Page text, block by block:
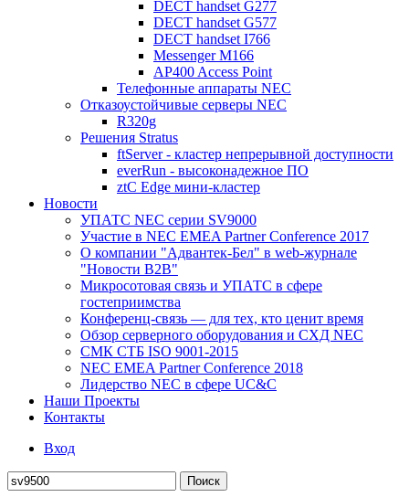
DECT handset G277
DECT handset G577
DECT handset I766
Messenger M166
AP400 Access Point
Телефонные аппараты NEC
Отказоустойчивые серверы NEC
R320g
Решения Stratus
ftServer - кластер непрерывной доступности
everRun - высоконадежное ПО
ztC Edge мини-кластер
Новости
УПАТС NEC серии SV9000
Участие в NEC EMEA Partner Conference 2017
О компании "Адвантек-Бел" в web-журнале
"Новости B2B"
Микросотовая связь и УПАТС в сфере
гостеприимства
Конференц-связь — для тех, кто ценит время
Обзор серверного оборудования и СХД NEC
СМК СТБ ISO 9001-2015
NEC EMEA Partner Conference 2018
Лидерство NEC в сфере UC&C
Наши Проекты
Контакты
Вход